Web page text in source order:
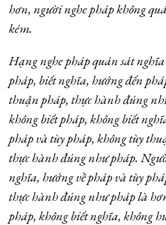
hơn, người nghe pháp không
kém.
Hạng nghe pháp quán sát
pháp, biết nghĩa, hướng đến
thuận pháp, thực hành đúng
không biết pháp, không biết
pháp và tùy pháp, không tùy
thực hành đúng như pháp.
nghĩa, hướng về pháp và tùy
thực hành đúng như pháp là
pháp, không biết nghĩa, không